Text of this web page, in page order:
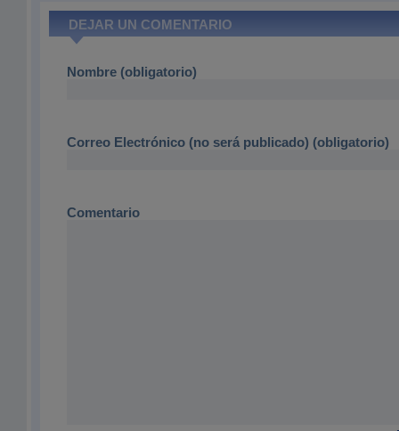
DEJAR UN COMENTARIO
Nombre (obligatorio)
Correo Electrónico (no será publicado) (obligatorio)
Comentario